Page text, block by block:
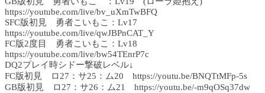
https://youtube.com/live/bv_uXmTwBFQ
SFC版初見 勇者こいもこ：Lv17
https://youtube.com/live/qwJBPnCAT_Y
FC版2度目 勇者こいもこ：Lv18
https://youtube.com/live/bw54TEnrP7c
DQ2プレイ時シドー撃破レベル↓
FC版初見 ロ27：サ25：ム20 https://youtu.be/BNQTtMFp-5s
GB版初見 ロ27：サ26：ム21 https://youtu.be/-m9qOSq37dw